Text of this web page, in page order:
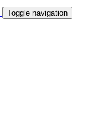
Toggle navigation